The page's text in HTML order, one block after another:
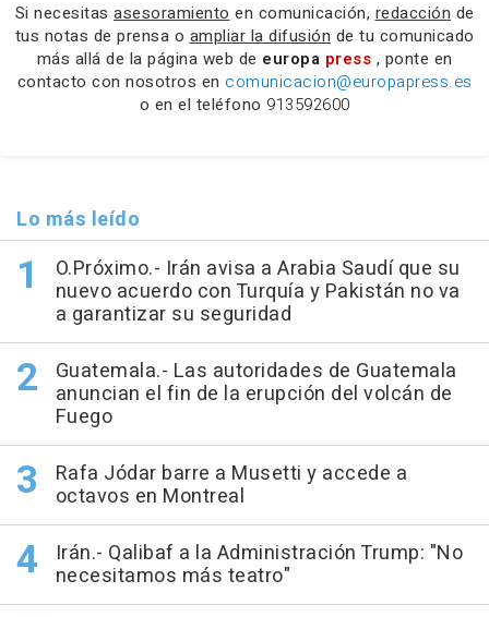
Si necesitas asesoramiento en comunicación, redacción de
tus notas de prensa o ampliar la difusión de tu comunicado
más allá de la página web de europa press , ponte en
contacto con nosotros en comunicacion@europapress.es
o en el teléfono 913592600
Lo más leído
O.Próximo.- Irán avisa a Arabia Saudí que su
nuevo acuerdo con Turquía y Pakistán no va
a garantizar su seguridad
Guatemala.- Las autoridades de Guatemala
anuncian el fin de la erupción del volcán de
Fuego
Rafa Jódar barre a Musetti y accede a
octavos en Montreal
Irán.- Qalibaf a la Administración Trump: "No
necesitamos más teatro"